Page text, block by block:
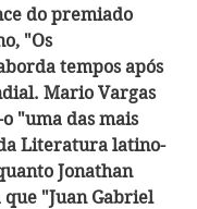
do premiado
"Os
tempos após
Mario Vargas
"uma das mais
Literatura latino-
Jonathan
"Juan Gabriel